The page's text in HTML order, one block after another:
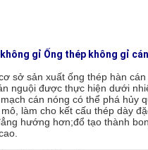
gỉ Ống thép không gỉ
sở sản xuất ống thép hàn
nguội được thực hiện dưới
cán nóng có thể phá hủy
làm cho kết cấu thép dày
hướng hơn;đổ tạo thành